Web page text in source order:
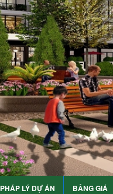
PHÁP LÝ DỰ ÁN BẢNG GIÁ